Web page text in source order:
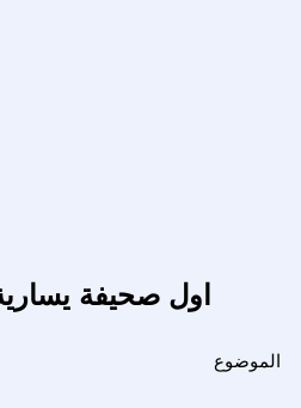
اول صحيفة
الموضوع